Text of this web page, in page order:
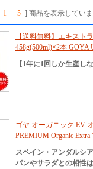
1 - 5 ] 商品を表示してい
【送料無料】エキスト
458g(500ml)×2本 GOYA
【1年に1回しか生産し
ゴヤ オーガニック EV
PREMIUM Organic Extra
スペイン・アンダルシ
パンやサラダとの相性